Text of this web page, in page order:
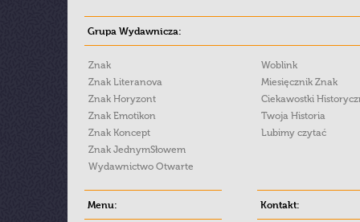
Grupa Wydawnicza:
Znak
Znak Literanova
Znak Horyzont
Znak Emotikon
Znak Koncept
Znak JednymSłowem
Wydawnictwo Otwarte
Woblink
Miesięcznik Znak
Ciekawostki
Twoja Historia
Lubimy czytać
Menu: Kontakt: